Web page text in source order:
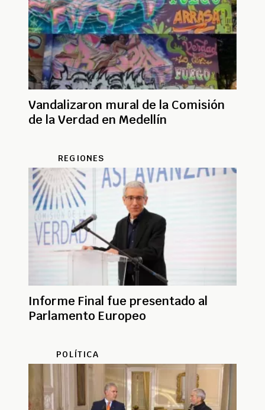
Vandalizaron mural de la Comisión
de la Verdad en Medellín
REGIONES
Informe Final fue presentado al
Parlamento Europeo
POLÍTICA